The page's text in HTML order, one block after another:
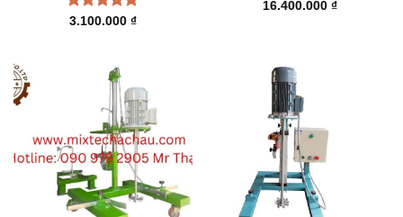
Rated5.00
3.100.000 ₫
16.400.000 ₫